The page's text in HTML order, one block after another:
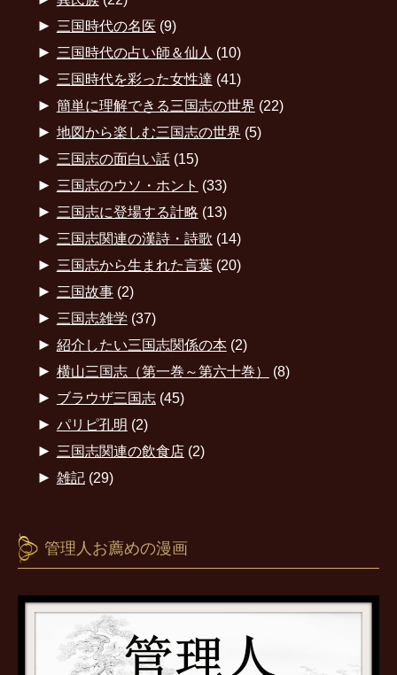
► 三国時代の名医 (9)
► 三国時代の占い師＆仙人 (10)
► 三国時代を彩った女性達 (41)
► 簡単に理解できる三国志の世界 (22)
► 地図から楽しむ三国志の世界 (5)
► 三国志の面白い話(15)
► 三国志のウソ・ホント (33)
► 三国志に登場する計略 (13)
► 三国志関連の漢詩・詩歌 (14)
► 三国志から生まれた言葉(20)
► 三国故事(2)
► 三国志雑学 (37)
► 紹介したい三国志関係の本(2)
► 横山三国志（第一巻～第六十巻） (8)
► ブラウザ三国志(45)
► パリピ孔明 (2)
► 三国志関連の飲食店(2)
► 雑記(29)
管理人お薦めの漫画